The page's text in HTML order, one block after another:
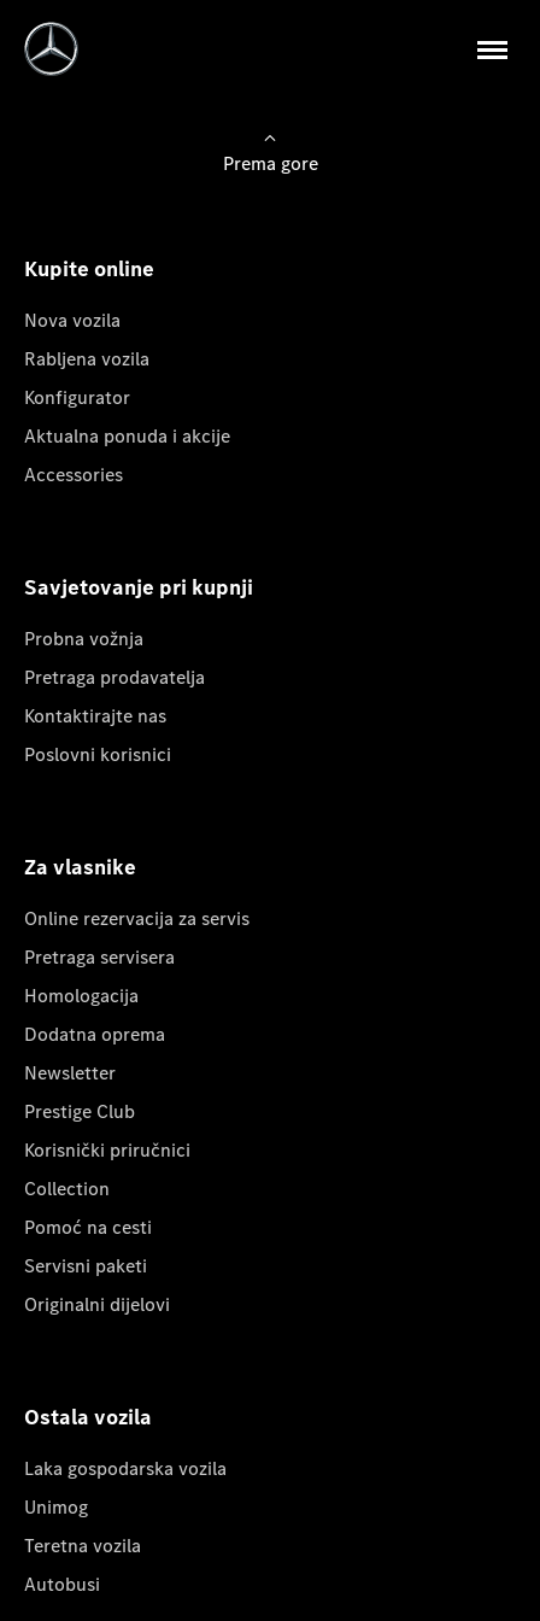
Prema gore
Kupite online
Nova vozila
Rabljena vozila
Konfigurator
Aktualna ponuda i akcije
Accessories
Savjetovanje pri kupnji
Probna vožnja
Pretraga prodavatelja
Kontaktirajte nas
Poslovni korisnici
Za vlasnike
Online rezervacija za servis
Pretraga servisera
Homologacija
Dodatna oprema
Newsletter
Prestige Club
Korisnički priručnici
Collection
Pomoć na cesti
Servisni paketi
Originalni dijelovi
Ostala vozila
Laka gospodarska vozila
Unimog
Teretna vozila
Autobusi